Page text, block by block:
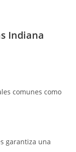
Indiana
comunes como
garantiza una